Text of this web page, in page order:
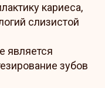
кариеса,
слизистой
является
зубов